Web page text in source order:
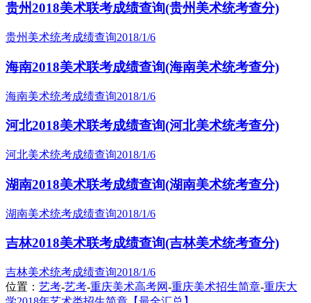
贵州2018美术联考成绩查询(贵州美术统考查分)
贵州美术统考成绩查询2018/1/6
海南2018美术联考成绩查询(海南美术统考查分)
海南美术统考成绩查询2018/1/6
河北2018美术联考成绩查询(河北美术统考查分)
河北美术统考成绩查询2018/1/6
湖南2018美术联考成绩查询(湖南美术统考查分)
湖南美术统考成绩查询2018/1/6
吉林2018美术联考成绩查询(吉林美术统考查分)
吉林美术统考成绩查询2018/1/6
位置： 艺考-艺考-重庆美术高考网-重庆美术招生简章-重庆大